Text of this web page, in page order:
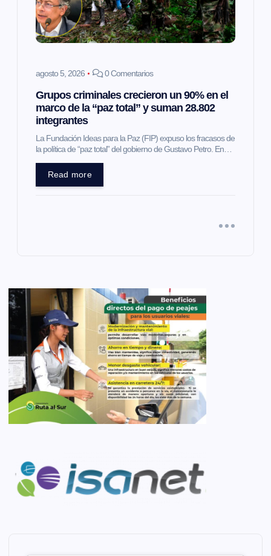
agosto 5, 2026 0 Comentarios
Grupos criminales crecieron un 90% en el
marco de la “paz total” y suman 28.802
integrantes
La Fundación Ideas para la Paz (FIP) expuso los fracasos de
la política de “paz total” del gobierno de Gustavo Petro. En…
Read more